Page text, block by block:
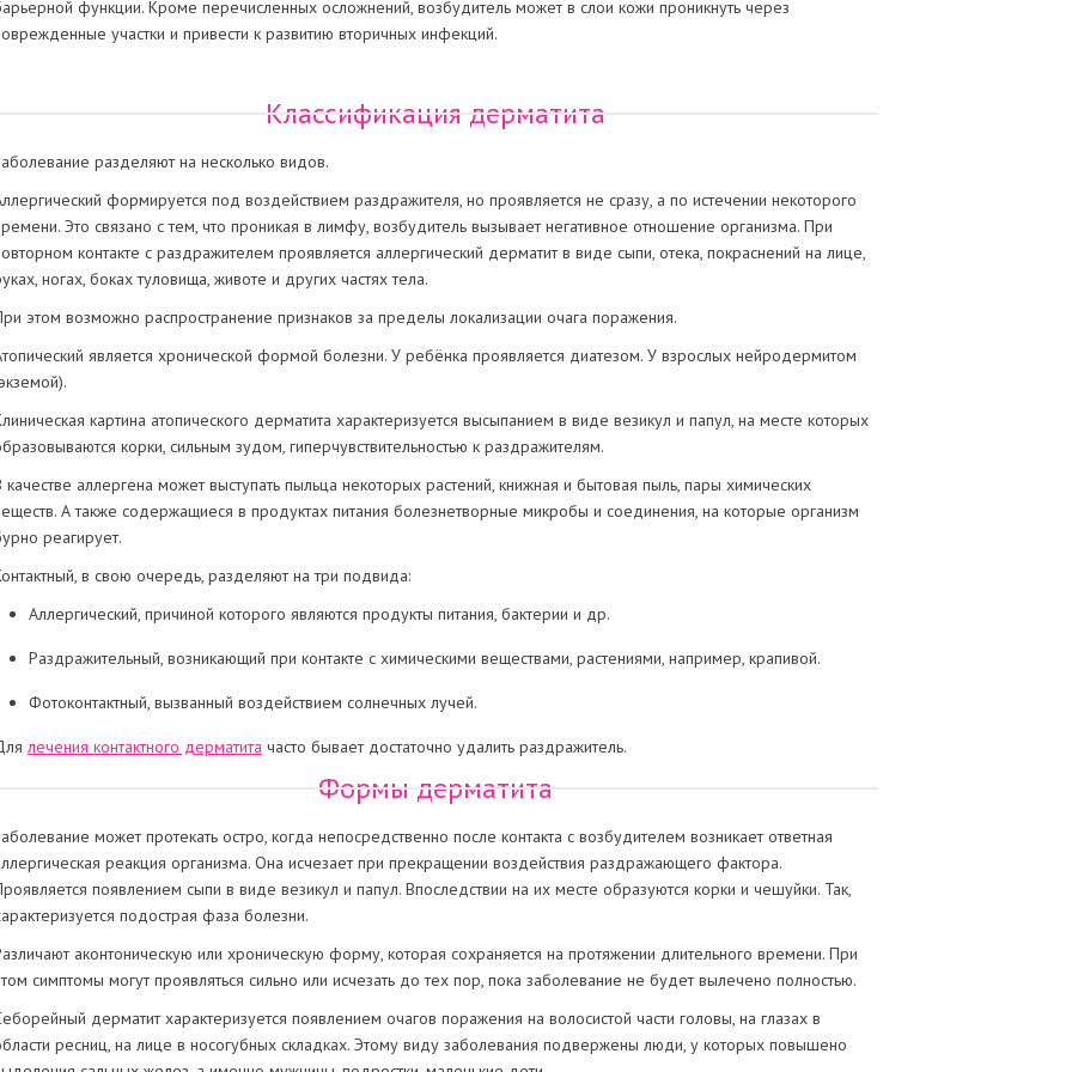
функции. Кроме перечисленных осложнений, возбудитель может в слои кожи проникнуть через
участки и привести к развитию вторичных инфекций.
Классификация дерматита
разделяют на несколько видов.
формируется под воздействием раздражителя, но проявляется не сразу, а по истечении некоторого
Это связано с тем, что проникая в лимфу, возбудитель вызывает негативное отношение организма. При
контакте с раздражителем проявляется аллергический дерматит в виде сыпи, отека, покраснений на лице,
ногах, боках туловища, животе и других частях тела.
этом возможно распространение признаков за пределы локализации очага поражения.
является хронической формой болезни. У ребёнка проявляется диатезом. У взрослых нейродермитом
картина атопического дерматита характеризуется высыпанием в виде везикул и папул, на месте которых
корки, сильным зудом, гиперчувствительностью к раздражителям.
качестве аллергена может выступать пыльца некоторых растений, книжная и бытовая пыль, пары химических
А также содержащиеся в продуктах питания болезнетворные микробы и соединения, на которые организм
реагирует.
в свою очередь, разделяют на три подвида:
Аллергический, причиной которого являются продукты питания, бактерии и др.
Раздражительный, возникающий при контакте с химическими веществами, растениями, например, крапивой.
Фотоконтактный, вызванный воздействием солнечных лучей.
лечения контактного дерматита часто бывает достаточно удалить раздражитель.
Формы дерматита
может протекать остро, когда непосредственно после контакта с возбудителем возникает ответная
реакция организма. Она исчезает при прекращении воздействия раздражающего фактора.
появлением сыпи в виде везикул и папул. Впоследствии на их месте образуются корки и чешуйки. Так,
подострая фаза болезни.
аконтоническую или хроническую форму, которая сохраняется на протяжении длительного времени. При
симптомы могут проявляться сильно или исчезать до тех пор, пока заболевание не будет вылечено полностью.
дерматит характеризуется появлением очагов поражения на волосистой части головы, на глазах в
ресниц, на лице в носогубных складках. Этому виду заболевания подвержены люди, у которых повышено